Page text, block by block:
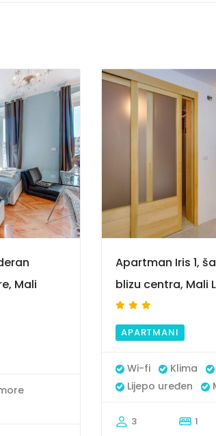
Mali
Apartman Iris 1,
blizu centra, Mali
APARTMANI
Wi-fi Klima
Lijepo uređen
3 1